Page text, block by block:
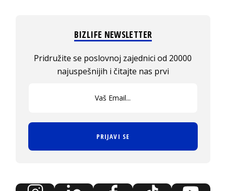
BIZLIFE NEWSLETTER
Pridružite se poslovnoj zajednici od 20000
najuspešnijih i čitajte nas prvi
PRIJAVI SE